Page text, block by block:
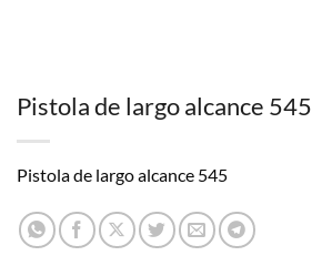
Pistola de largo alcance 545
Pistola de largo alcance 545